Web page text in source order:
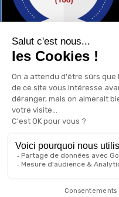
UN RENSEIGNEMENT ?
POURQUOI ACHETER CHEZ NOUS ?